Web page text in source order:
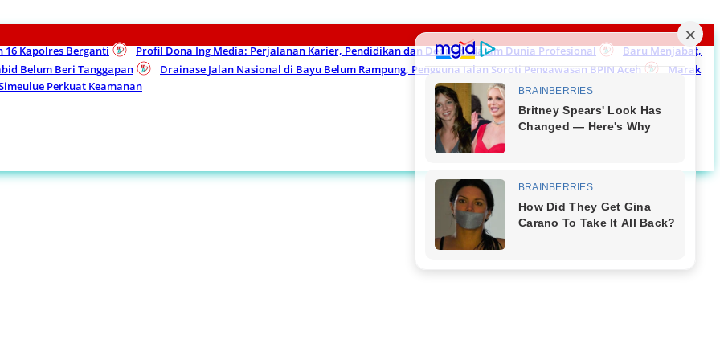
16 Kapolres Berganti
Profil Dona Ing Media: Perjalanan Karier, Pendidikan dan Dedikasi dalam Dunia Profesional
Baru Menjabat,
Belum Beri Tanggapan
Drainase Jalan Nasional di Bayu Belum Rampung, Pengguna Jalan Soroti Pengawasan BPJN Aceh
Marak
Perkuat Keamanan